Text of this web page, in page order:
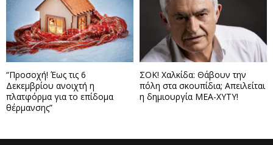
“Προσοχή! Έως τις 6
Δεκεμβρίου ανοιχτή η
πλατφόρμα για το επίδομα
θέρμανσης”
ΣΟΚ! Χαλκίδα: Θάβουν την
πόλη στα σκουπίδια; Απειλείται
η δημιουργία ΜΕΑ-ΧΥΤΥ!